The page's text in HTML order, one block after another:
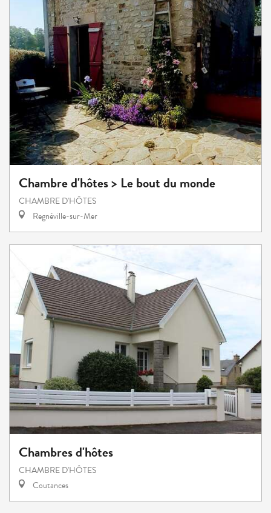
Chambre d'hôtes > Le bout du monde
CHAMBRE D'HÔTES
Regnéville-sur-Mer
Chambres d'hôtes
CHAMBRE D'HÔTES
Coutances